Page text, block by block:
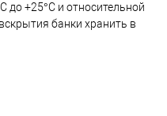
до +25°С и относительной
банки хранить в